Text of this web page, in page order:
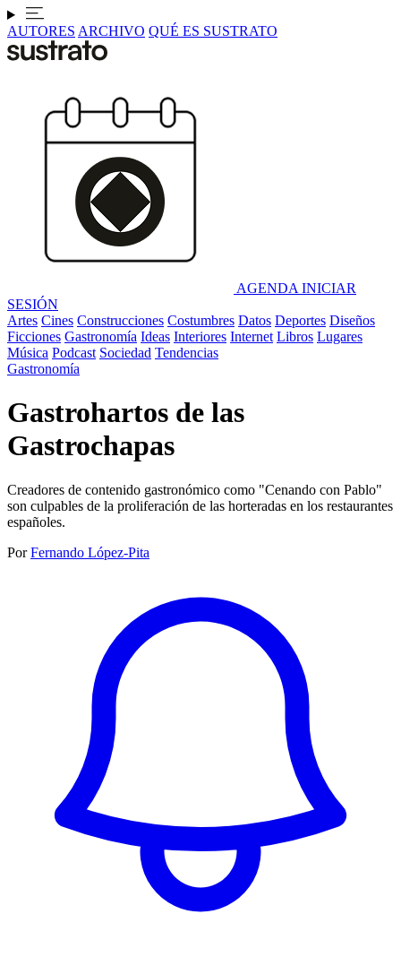
AUTORES ARCHIVO QUÉ ES SUSTRATO
AGENDA INICIAR
SESIÓN
Artes Cines Construcciones Costumbres Datos Deportes Diseños
Ficciones Gastronomía Ideas Interiores Internet Libros Lugares
Música Podcast Sociedad Tendencias
Gastronomía
Gastrohartos de las
Gastrochapas
Creadores de contenido gastronómico como "Cenando con Pablo"
son culpables de la proliferación de las horteradas en los restaurantes
españoles.
Por Fernando López-Pita